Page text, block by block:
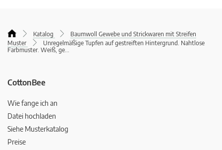
Katalog
Baumwoll Gewebe und Strickwaren mit Streifen
Muster
Unregelmäßige Tupfen auf gestreiften Hintergrund. Nahtlose
Farbmuster. Weiß, ge...
CottonBee
Wie fange ich an
Datei hochladen
Siehe Musterkatalog
Preise